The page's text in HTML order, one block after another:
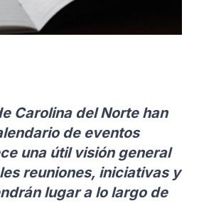
Carolina del Norte han
de eventos
una útil visión general
reuniones, iniciativas y
lugar a lo largo de